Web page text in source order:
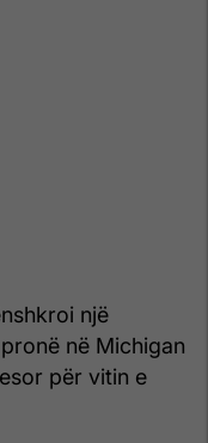
një
në Michigan
për vitin e